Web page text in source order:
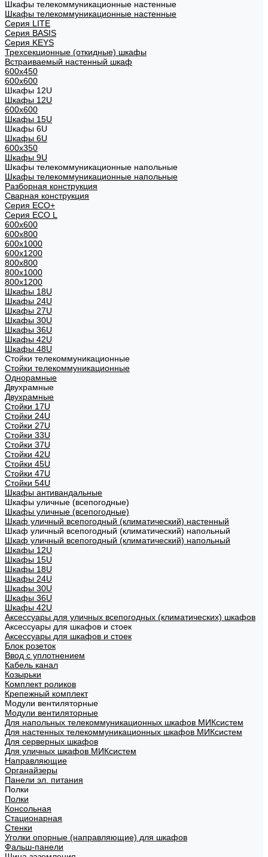
Шкафы телекоммуникационные настенные
Шкафы телекоммуникационные настенные
Cерия LITE
Cерия BASIS
Cерия KEYS
Трехсекционные (откидные) шкафы
Встраиваемый настенный шкаф
600x450
600x600
Шкафы 12U
Шкафы 12U
600x600
Шкафы 15U
Шкафы 6U
Шкафы 6U
600x350
Шкафы 9U
Шкафы телекоммуникационные напольные
Шкафы телекоммуникационные напольные
Разборная конструкция
Сварная конструкция
Серия ECO+
Серия ECO L
600x600
600x800
600х1000
600х1200
800x800
800х1000
800х1200
Шкафы 18U
Шкафы 24U
Шкафы 27U
Шкафы 30U
Шкафы 36U
Шкафы 42U
Шкафы 48U
Стойки телекоммуникационные
Стойки телекоммуникационные
Однорамные
Двухрамные
Двухрамные
Стойки 17U
Стойки 24U
Стойки 27U
Стойки 33U
Стойки 37U
Стойки 42U
Стойки 45U
Стойки 47U
Стойки 54U
Шкафы антивандальные
Шкафы уличные (всепогодные)
Шкафы уличные (всепогодные)
Шкаф уличный всепогодный (климатический) настенный
Шкаф уличный всепогодный (климатический) напольный
Шкаф уличный всепогодный (климатический) напольный
Шкафы 12U
Шкафы 15U
Шкафы 18U
Шкафы 24U
Шкафы 30U
Шкафы 36U
Шкафы 42U
Аксессуары для уличных всепогодных (климатических) шкафов
Аксессуары для шкафов и стоек
Аксессуары для шкафов и стоек
Блок розеток
Ввод с уплотнением
Кабель канал
Козырьки
Комплект роликов
Крепежный комплект
Модули вентиляторные
Модули вентиляторные
Для напольных телекоммуникационных шкафов МИКсистем
Для настенных телекоммуникационных шкафов МИКсистем
Для серверных шкафов
Для уличных шкафов МИКсистем
Направляющие
Органайзеры
Панели эл. питания
Полки
Полки
Консольная
Стационарная
Стенки
Уголки опорные (направляющие) для шкафов
Фальш-панели